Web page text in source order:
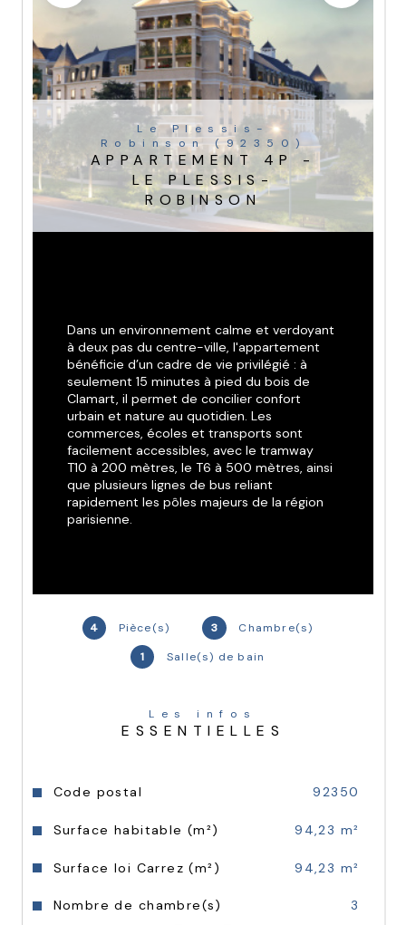
Le Plessis-
Robinson (92350)
APPARTEMENT 4P -
LE PLESSIS-
ROBINSON
4 Pièce(s) 3
Chambre(s)
1
Salle(s) de bain
Les infos
ESSENTIELLES
Caractéristiques Valeurs
Code postal 92350
Surface habitable (m²) 94,23 m²
Surface loi Carrez (m²) 94,23 m²
Nombre de chambre(s) 3
Dans un environnement calme et verdoyant
à deux pas du centre-ville, l'appartement
bénéficie d’un cadre de vie privilégié : à
seulement 15 minutes à pied du bois de
Clamart, il permet de concilier confort
urbain et nature au quotidien. Les
commerces, écoles et transports sont
facilement accessibles, avec le tramway
T10 à 200 mètres, le T6 à 500 mètres, ainsi
que plusieurs lignes de bus reliant
rapidement les pôles majeurs de la région
parisienne.
qualité dans les pièces principales, des
menuiseries en aluminium, un contrôle
d’accès sécurisé avec vidéophone, ainsi
qu’un aménagement intérieur soigné
incluant meuble vasque, miroir, et pare-
Une opportunité rare pour un premier